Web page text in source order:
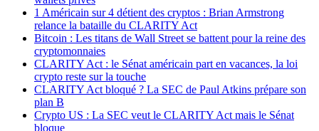
1 Américain sur 4 détient des cryptos : Brian Armstrong
relance la bataille du CLARITY Act
Bitcoin : Les titans de Wall Street se battent pour la reine des
cryptomonnaies
CLARITY Act : le Sénat américain part en vacances, la loi
crypto reste sur la touche
CLARITY Act bloqué ? La SEC de Paul Atkins prépare son
plan B
Crypto US : La SEC veut le CLARITY Act mais le Sénat
bloque